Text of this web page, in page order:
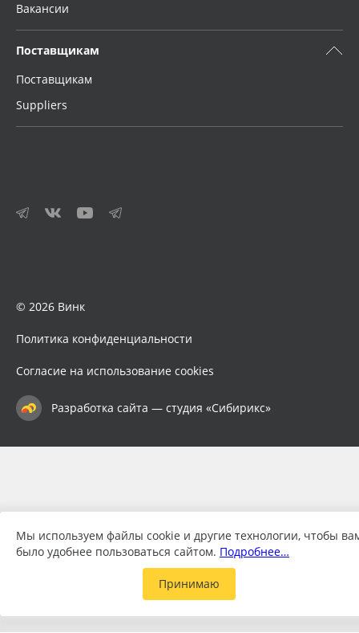
Вакансии
Поставщикам
Поставщикам
Suppliers
© 2026 Винк
Политика конфиденциальности
Согласие на использование cookies
Разработка сайта — студия «Сибирикс»
Мы используем файлы cookie и другие технологии, чтобы
было удобнее пользоваться сайтом. Подробнее…
Принимаю